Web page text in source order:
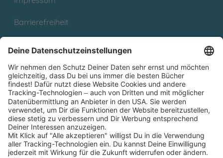
Barrierefreiheit
Partnerprogramm (Affiliate)
Folge uns auf
* Versandkostenfrei ab 9,00 € Bestellwert innerhalb